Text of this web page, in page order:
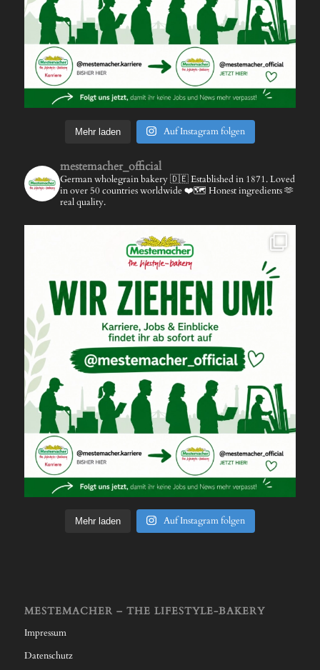
Mehr laden Auf Instagram folgen
mestemacher_official
German wholegrain bakery 🇩🇪Established in 1871.Loved
in over 50 countries worldwide ❤️🗺️ Honest ingredients 🫶
real quality.
Mehr laden Auf Instagram folgen
MESTEMACHER – THE LIFESTYLE-BAKERY
Impressum
Datenschutz